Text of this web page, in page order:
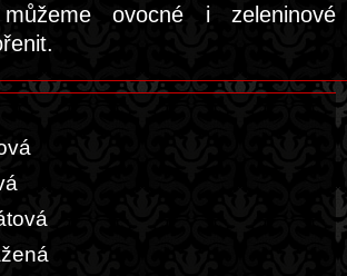
ovocné i zeleninové